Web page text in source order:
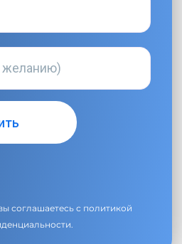
соглашаетесь с политикой
.